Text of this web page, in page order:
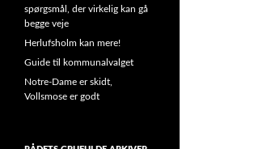
spørgsmål, der virkelig kan gå
begge veje
Herlufsholm kan mere!
Guide til kommunalvalget
Notre-Dame er skidt,
Vollsmose er godt